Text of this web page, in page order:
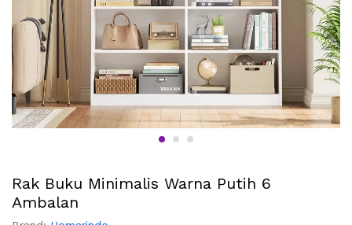
Rak Buku Minimalis Warna Putih 6
Ambalan